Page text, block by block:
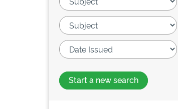
Start a new search